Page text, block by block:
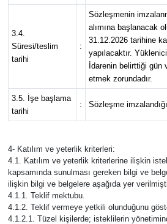
3.4.
Süresi/teslim
tarihi
:
Sözleşmenin
alımına başlanacak
31.12.2026 tarihine
yapılacaktır.
İdarenin belirttiği gün
etmek zorundadır.
3.5. İşe başlama
tarihi
: Sözleşme
4- Katılım ve yeterlik kriterleri:
4.1. Katılım ve yeterlik kriterlerine ilişkin
kapsamında sunulması gereken bilgi ve
ilişkin bilgi ve belgelere aşağıda yer
4.1.1. Teklif mektubu.
4.1.2. Teklif vermeye yetkili olunduğunu
4.1.2.1. Tüzel kişilerde; isteklilerin